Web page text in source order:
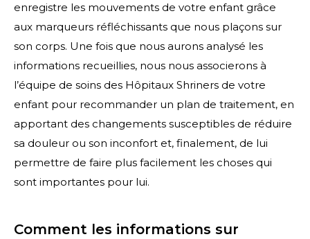
enregistre les mouvements de votre enfant grâce
aux marqueurs réfléchissants que nous plaçons sur
son corps. Une fois que nous aurons analysé les
informations recueillies, nous nous associerons à
l’équipe de soins des Hôpitaux Shriners de votre
enfant pour recommander un plan de traitement, en
apportant des changements susceptibles de réduire
sa douleur ou son inconfort et, finalement, de lui
permettre de faire plus facilement les choses qui
sont importantes pour lui.
Comment les informations sur